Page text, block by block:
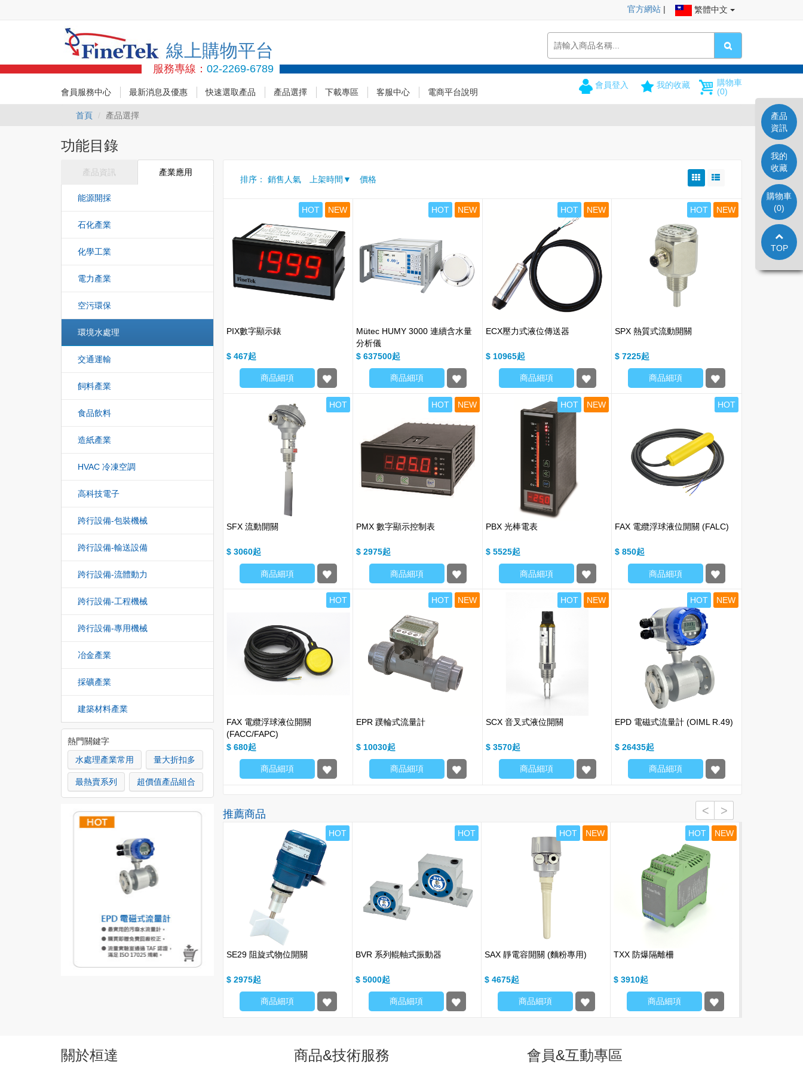
官方網站 | 繁體中文
線上購物平台
服務專線： 02-2269-6789
購物車
(0)
我的收藏
會員登入
會員服務中心 最新消息及優惠 快速選取產品 產品選擇 下載專區 客服中心 電商平台說明
首頁 產品選擇
功能目錄
產品資訊 產業應用
能源開採
石化產業
化學工業
電力產業
空污環保
環境水處理
交通運輸
飼料產業
食品飲料
造紙產業
HVAC 冷凍空調
高科技電子
跨行設備-包裝機械
跨行設備-輸送設備
跨行設備-流體動力
跨行設備-工程機械
跨行設備-專用機械
冶金產業
採礦產業
建築材料產業
熱門關鍵字
水處理產業常用
量大折扣多
最熱賣系列 超價值產品組合
排序：銷售人氣 上架時間 價格
HOT NEW
PIX數字顯示錶
$ 467
商品細項
HOT NEW
Mütec HUMY 3000 連續含水量
分析儀
$ 637500
商品細項
HOT NEW
ECX壓力式液位傳送器
$ 10965
商品細項
HOT NEW
SPX 熱質式流動開關
$ 7225
商品細項
HOT
SFX 流動開關
$ 3060
商品細項
HOT NEW
PMX 數字顯示控制表
$ 2975
商品細項
HOT NEW
PBX 光棒電表
$ 5525
商品細項
HOT
FAX 電纜浮球液位開關 (FALC)
$ 850
商品細項
HOT
FAX 電纜浮球液位開關
(FACC/FAPC)
$ 680
商品細項
HOT NEW
EPR 蹼輪式流量計
$ 10030
商品細項
HOT NEW
SCX 音叉式液位開關
$ 3570
商品細項
HOT NEW
EPD 電磁式流量計 (OIML R.49)
$ 26435
商品細項
推薦商品
SRT 跑偏開關
HOT
SE29 阻旋式物位開關
$ 2975
商品細項
HOT
BVR 系列輥軸式振動器
$ 5000
商品細項
HOT NEW
SAX 靜電容開關 (麵粉專用)
$ 4675
商品細項
HOT NEW
TXX 防爆隔離柵
$ 3910
商品細項
關於桓達 商品&技術服務 會員&互動專區
產品
資訊
我的
收藏
購物車
(0)
TOP